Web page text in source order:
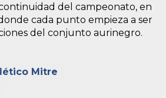
del campeonato, en
cada punto empieza a ser
del conjunto aurinegro.
Mitre